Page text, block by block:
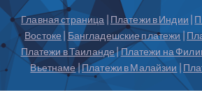
Главная страница | Платежи в Индии |
Востоке | Бангладешские платежи |
Платежи в Таиланде|Платежи на
Вьетнаме|Платежи в Малайзии |